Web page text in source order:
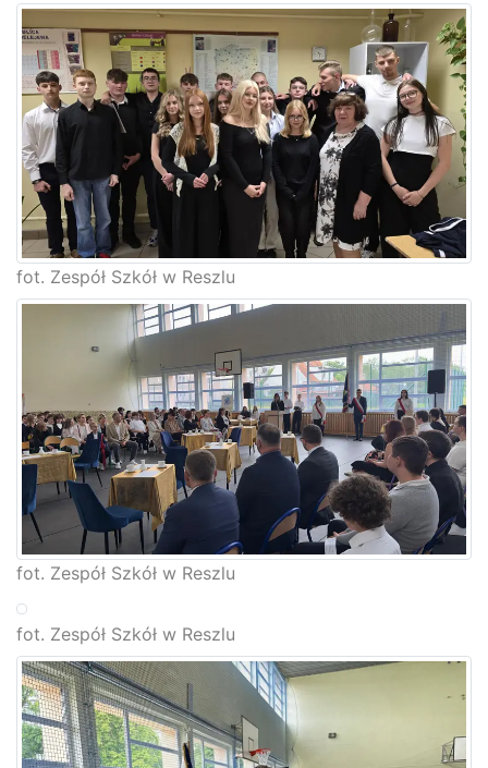
fot. Zespół Szkół w Reszlu
fot. Zespół Szkół w Reszlu
fot. Zespół Szkół w Reszlu